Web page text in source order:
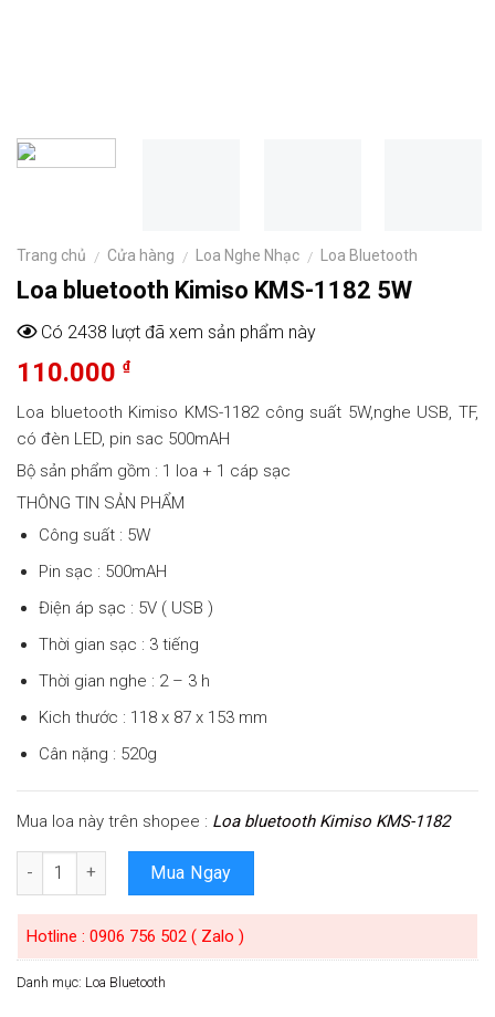
Trang chủ / Cửa hàng / Loa Nghe Nhạc / Loa Bluetooth
Loa bluetooth Kimiso KMS-1182 5W
Có 2438 lượt đã xem sản phẩm này
110.000 ₫
Loa bluetooth Kimiso KMS-1182 công suất 5W,nghe USB, TF,
có đèn LED, pin sac 500mAH
Bộ sản phẩm gồm : 1 loa + 1 cáp sạc
THÔNG TIN SẢN PHẨM
Công suất : 5W
Pin sạc : 500mAH
Điện áp sạc : 5V ( USB )
Thời gian sạc : 3 tiếng
Thời gian nghe : 2 – 3 h
Kich thước : 118 x 87 x 153 mm
Cân nặng : 520g
Mua loa này trên shopee : Loa bluetooth Kimiso KMS-1182
Số lượng Mua Ngay
Hotline : 0906 756 502 ( Zalo )
Danh mục: Loa Bluetooth